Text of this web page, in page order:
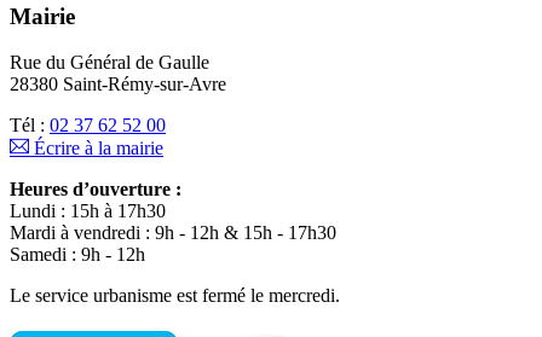
Mairie
Rue du Général de Gaulle
28380 Saint-Rémy-sur-Avre
Tél : 02 37 62 52 00
Écrire à la mairie
Heures d’ouverture :
Lundi : 15h à 17h30
Mardi à vendredi : 9h - 12h & 15h - 17h30
Samedi : 9h - 12h
Le service urbanisme est fermé le mercredi.